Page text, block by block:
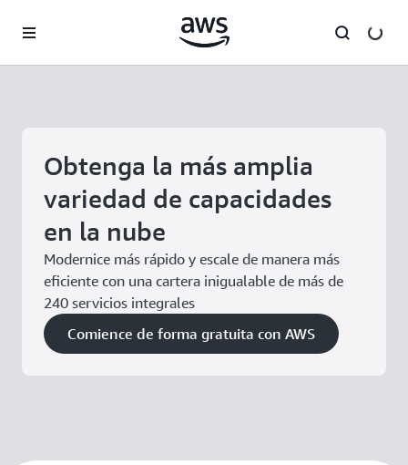
Obtenga la más amplia
variedad de capacidades
en la nube
Modernice más rápido y escale de manera más
eficiente con una cartera inigualable de más de
240 servicios integrales
Comience de forma gratuita con AWS